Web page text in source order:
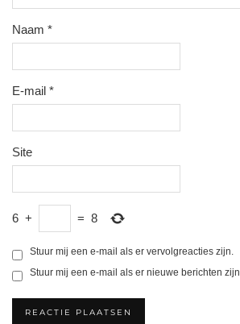
Naam *
E-mail *
Site
6 + = 8
Stuur mij een e-mail als er vervolgreacties zijn.
Stuur mij een e-mail als er nieuwe berichten zijn.